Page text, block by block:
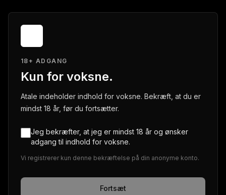
18+ ADGANG
Kun for voksne.
Atale indeholder indhold for voksne. Bekræft, at du er
mindst 18 år, før du fortsætter.
Jeg bekræfter, at jeg er mindst 18 år og ønsker
adgang til indhold for voksne.
Vi registrerer kun denne bekræftelse på din anonyme konto.
Fortsæt